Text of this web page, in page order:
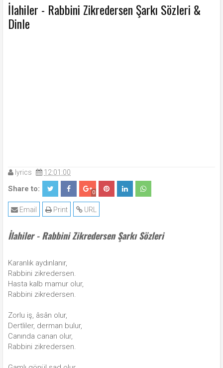
İlahiler - Rabbini Zikredersen Şarkı Sözleri &
Dinle
lyrics 12:01:00
Share to: 0
URL
Print
Email
İlahiler - Rabbini Zikredersen Şarkı Sözleri
Karanlık aydınlanır,
Rabbini zikredersen.
Hasta kalb mamur olur,
Rabbini zikredersen.
Zorlu iş, âsân olur,
Dertliler, derman bulur,
Canında canan olur,
Rabbini zikredersen.